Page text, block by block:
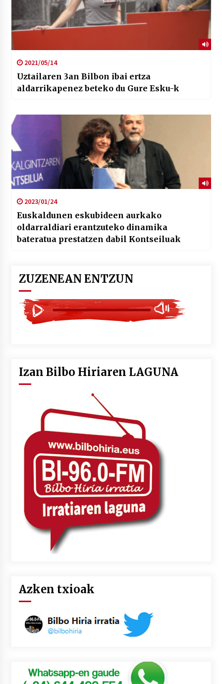
2021/05/14
Uztailaren 3an Bilbon ibai ertza
aldarrikapenez beteko du Gure Esku-k
2023/01/24
Euskaldunen eskubideen aurkako
oldarraldiari erantzuteko dinamika
bateratua prestatzen dabil Kontseiluak
ZUZENEAN ENTZUN
Izan Bilbo Hiriaren LAGUNA
Azken txioak